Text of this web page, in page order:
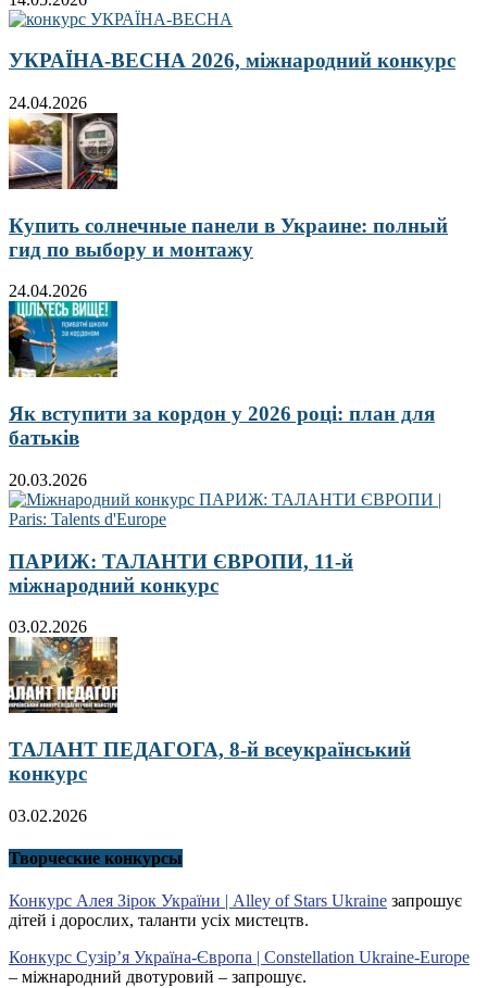
УКРАЇНА-ВЕСНА 2026, міжнародний конкурс
24.04.2026
Купить солнечные панели в Украине: полный
гид по выбору и монтажу
24.04.2026
Як вступити за кордон у 2026 році: план для
батьків
20.03.2026
ПАРИЖ: ТАЛАНТИ ЄВРОПИ, 11-й
міжнародний конкурс
03.02.2026
ТАЛАНТ ПЕДАГОГА, 8-й всеукраїнський
конкурс
03.02.2026
Творческие конкурсы
Конкурс Алея Зірок України | Alley of Stars Ukraine запрошує
дітей і дорослих, таланти усіх мистецтв.
Конкурс Сузір’я Україна-Європа | Constellation Ukraine-Europe
– міжнародний двотуровий – запрошує.